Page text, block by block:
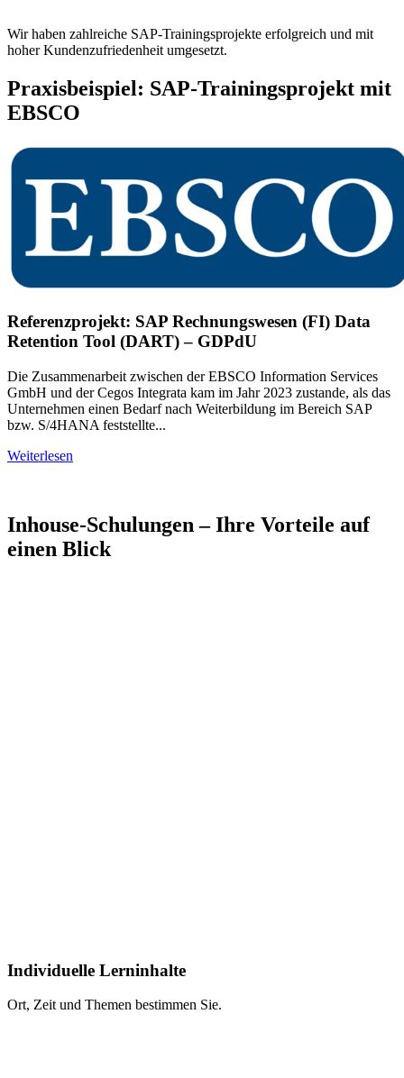
Wir haben zahlreiche SAP-Trainingsprojekte erfolgreich und mit
hoher Kundenzufriedenheit umgesetzt.
Praxisbeispiel: SAP-Trainingsprojekt mit
EBSCO
Referenzprojekt: SAP Rechnungswesen (FI) Data
Retention Tool (DART) – GDPdU
Die Zusammenarbeit zwischen der EBSCO Information Services
GmbH und der Cegos Integrata kam im Jahr 2023 zustande, als das
Unternehmen einen Bedarf nach Weiterbildung im Bereich SAP
bzw. S/4HANA feststellte...
Weiterlesen
Inhouse-Schulungen – Ihre Vorteile auf
einen Blick
Individuelle Lerninhalte
Ort, Zeit und Themen bestimmen Sie.